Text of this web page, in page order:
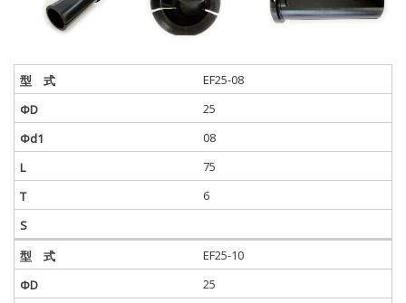
EF25-08
25
08
75
6
EF25-10
25